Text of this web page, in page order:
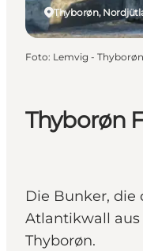
Thyborøn
Die Bunker,
Atlantikwall aus
Thyborøn.
Thyborøn,
Foto: Lemvig -